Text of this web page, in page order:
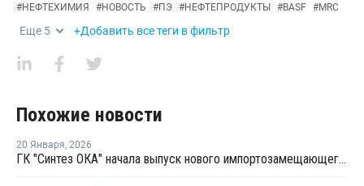
#НЕФТЕХИМИЯ #НОВОСТЬ #ПЭ #НЕФТЕПРОДУКТЫ #BASF #MRC
Еще 5 +Добавить все теги в фильтр
Похожие новости
20 Января, 2026
ГК "Синтез ОКА" начала выпуск нового импортозамещающего продукта